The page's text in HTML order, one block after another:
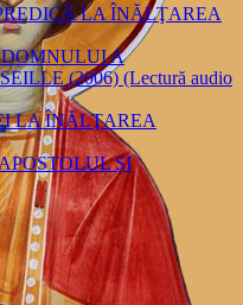
LA ÎNĂLŢAREA
A
(2006) (Lectură audio
LA ÎNĂLŢAREA
ȘI